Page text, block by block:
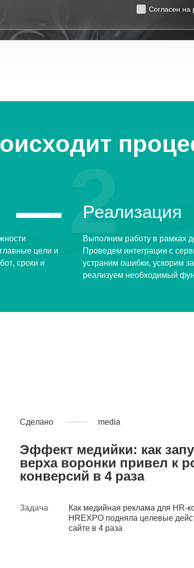
Согласен
цели и
сроки и
2
Реализация
Выполним работу в рамках
Проведем интеграции с
устраним ошибки, ускорим
реализуем необходимый
Сделано media
Эффект медийки: как
верха воронки привел к
конверсий в 4 раза
Задача
Как медийная реклама для HR-
HREXPO подняла целевые
сайте в 4 раза